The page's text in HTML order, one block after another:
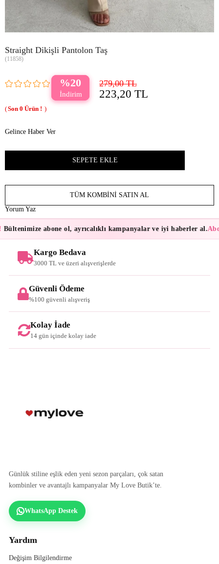
Straight Dikişli Pantolon Taş
(11858)
20 279,00 TL
223,20 TL
0
Gelince Haber Ver
TÜM KOMBINI SATIN AL
Yorum Yaz
Bültenimize abone ol, ayrıcalıklı kampanyalar ve iyi haberler al.
Kargo Bedava
3000 TL ve üzeri alışverişlerde
Güvenli Ödeme
%100 güvenli alışveriş
Kolay İade
14 gün içinde kolay iade
Günlük stiline eşlik eden yeni sezon parçaları, çok satan
kombinler ve avantajlı kampanyalar My Love Butik’te.
WhatsApp Destek
Yardım
Değişim Bilgilendirme